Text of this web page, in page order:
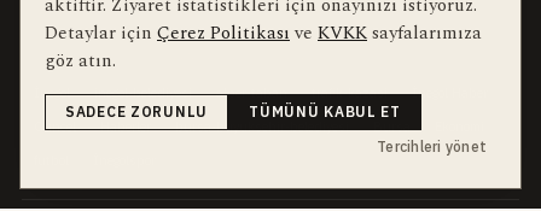
YEREL ARANANLAR
İnegöl inegol-belediyesi alper-taban trafik-kazasi
İnegöl Haber
Güncel
Haberler bursa-buyuksehir-belediyesi Bursa
Detaylar için Çerez Politikasıve KVKKsayfalarımıza
göz atın.
SADECE ZORUNLU
TÜMÜNÜ KABUL ET
Tercihleri yönet